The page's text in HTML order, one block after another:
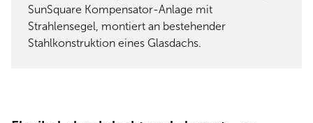
SunSquare Kompensator-Anlage mit
Strahlensegel, montiert an bestehender
Stahlkonstruktion eines Glasdachs.